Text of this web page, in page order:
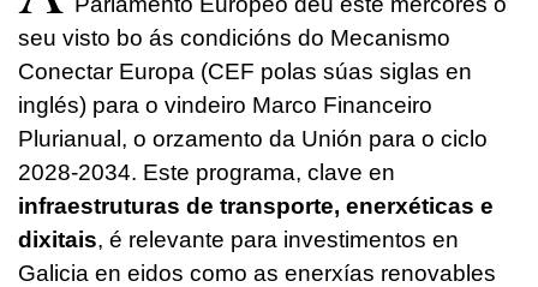
seu visto bo ás condicións do Mecanismo
Conectar Europa (CEF polas súas siglas en
inglés) para o vindeiro Marco Financeiro
Plurianual, o orzamento da Unión para o ciclo
2028-2034. Este programa, clave en
infraestruturas de transporte, enerxéticas e
dixitais, é relevante para investimentos en
Galicia en eidos como as enerxías renovables